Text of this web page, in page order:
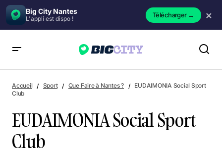
Big City Nantes
L'appli est dispo ! Télécharger→ ×
Accueil Sport Que Faire à Nantes ?
EUDAIMONIA Social Sport
Club
EUDAIMONIA Social Sport
Club